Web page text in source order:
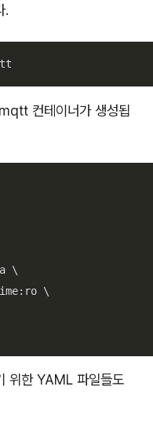
.
컨테이너가 생성됩
\
\
위한 YAML 파일들도